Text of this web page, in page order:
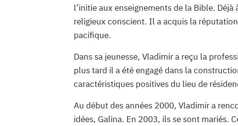
l’initie aux enseignements de la Bible.
religieux conscient. Il a acquis la
pacifique.
Dans sa jeunesse, Vladimir a reçu la
plus tard il a été engagé dans la
caractéristiques positives du lieu de
Au début des années 2000, Vladimir a
idées, Galina. En 2003, ils se sont mariés.